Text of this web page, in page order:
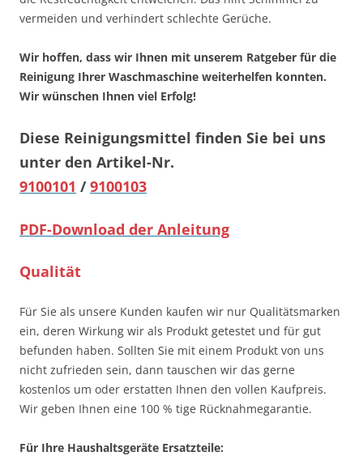
vermeiden und verhindert schlechte Gerüche.
Wir hoffen, dass wir Ihnen mit unserem Ratgeber für die
Reinigung Ihrer Waschmaschine weiterhelfen konnten.
Wir wünschen Ihnen viel Erfolg!
Diese Reinigungsmittel finden Sie bei uns
unter den Artikel-Nr.
9100101 /9100103
PDF-Download der Anleitung
Qualität
Für Sie als unsere Kunden kaufen wir nur Qualitätsmarken
ein, deren Wirkung wir als Produkt getestet und für gut
befunden haben. Sollten Sie mit einem Produkt von uns
nicht zufrieden sein, dann tauschen wir das gerne
kostenlos um oder erstatten Ihnen den vollen Kaufpreis.
Wir geben Ihnen eine 100 % tige Rücknahmegarantie.
Für Ihre Haushaltsgeräte Ersatzteile: